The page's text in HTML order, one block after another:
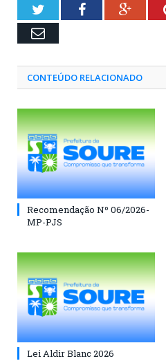
TwitterFacebook
Email
CONTEÚDO RELACIONADO
Recomendação Nº 06/2026-
MP-PJS
Lei Aldir Blanc 2026